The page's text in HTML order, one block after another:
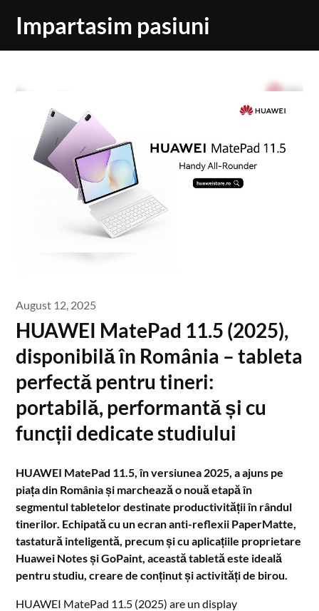
Impartasim pasiuni
August 12, 2025
HUAWEI MatePad 11.5 (2025),
disponibilă în România – tableta
perfectă pentru tineri:
portabilă, performantă și cu
funcții dedicate studiului
HUAWEI MatePad 11.5, în versiunea 2025, a ajuns pe
piața din România și marchează o nouă etapă în
segmentul tabletelor destinate productivității în rândul
tinerilor. Echipată cu un ecran anti-reflexii PaperMatte,
tastatură inteligentă, precum și cu aplicațiile proprietare
Huawei Notes și GoPaint, această tabletă este ideală
pentru studiu, creare de conținut și activități de birou.
HUAWEI MatePad 11.5 (2025) are un display